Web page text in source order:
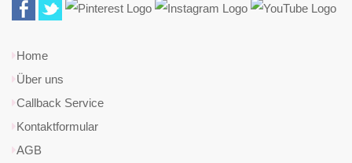
Home
Über uns
Callback Service
Kontaktformular
AGB